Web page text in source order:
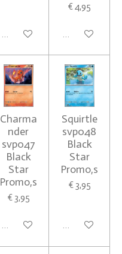
In winkelwagen
€ 4,95
Houd mij op
Charma
nder
svp047
Black
Star
Promo,s
€ 3,95
In winkelwagen
Squirtle
svp048
Black
Star
Promo,s
€ 3,95
In winkelwagen